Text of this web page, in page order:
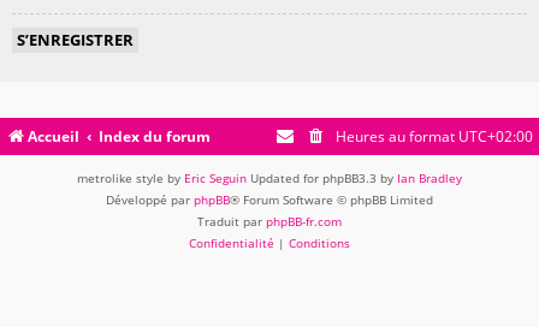
S’ENREGISTRER
Accueil Index du forum Heures au format UTC+02:00
metrolike style by Eric Seguin Updated for phpBB3.3 by Ian Bradley
Développé par phpBB® Forum Software © phpBB Limited
Traduit par phpBB-fr.com
Confidentialité | Conditions